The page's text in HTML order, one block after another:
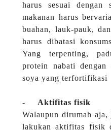
harus sesuai dengan
makanan harus
buahan, lauk-pauk,
harus dibatasi
Yang terpenting,
protein nabati
soya yang terfortifikasi
-
Aktifitas fisik
Walaupun dirumah
lakukan aktifitas fisik